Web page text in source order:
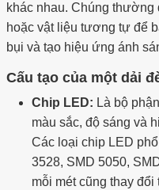
khác nhau. Chúng
hoặc vật liệu tương tự để
bụi và tạo hiệu ứng ánh
Cấu tạo của một dải
Chip LED: Là bộ
màu sắc, độ sáng và
Các loại chip LED
3528, SMD 5050,
mỗi mét cũng thay đổi